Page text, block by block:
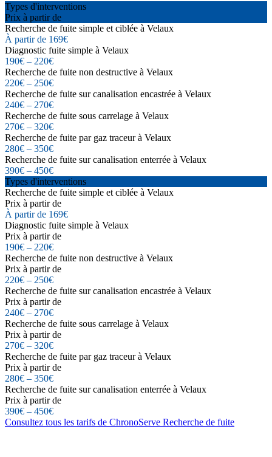
Types d'interventions
Prix à partir de
Recherche de fuite simple et ciblée à Velaux
À partir de 169€
Diagnostic fuite simple à Velaux
190€ – 220€
Recherche de fuite non destructive à Velaux
220€ – 250€
Recherche de fuite sur canalisation encastrée à Velaux
240€ – 270€
Recherche de fuite sous carrelage à Velaux
270€ – 320€
Recherche de fuite par gaz traceur à Velaux
280€ – 350€
Recherche de fuite sur canalisation enterrée à Velaux
390€ – 450€
Types d'interventions
Recherche de fuite simple et ciblée à Velaux
Prix à partir de
À partir de 169€
Diagnostic fuite simple à Velaux
Prix à partir de
190€ – 220€
Recherche de fuite non destructive à Velaux
Prix à partir de
220€ – 250€
Recherche de fuite sur canalisation encastrée à Velaux
Prix à partir de
240€ – 270€
Recherche de fuite sous carrelage à Velaux
Prix à partir de
270€ – 320€
Recherche de fuite par gaz traceur à Velaux
Prix à partir de
280€ – 350€
Recherche de fuite sur canalisation enterrée à Velaux
Prix à partir de
390€ – 450€
Consultez tous les tarifs de ChronoServe Recherche de fuite